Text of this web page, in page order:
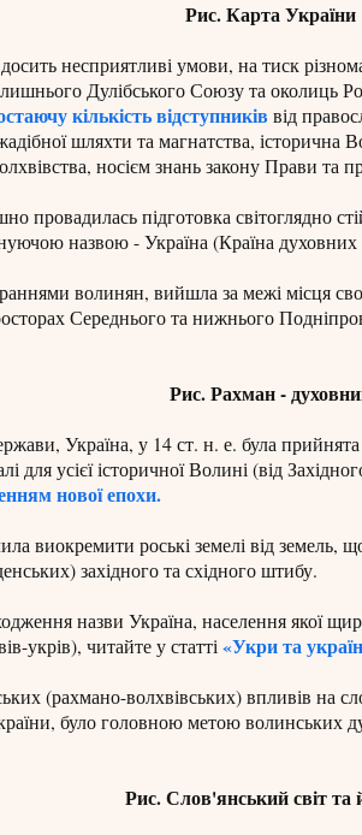
Рис. Карта України
несприятливі умови, на тиск
Дулібського Союзу та околиць
кількість відступників від
шляхти та магнатства,
носієм знань закону Прави та
провадилась підготовка світоглядно
назвою - Україна (Країна духовних
волинян, вийшла за межі місця
Середнього та нижнього
Рис. Рахман -
Україна, у 14 ст. н. е. була
для усієї історичної Волині (від
нової епохи.
виокремити роські земелі від
західного та східного штибу.
назви Україна, населення якої
укрів), читайте у статті «Укри та
(рахмано-волхвівських) впливів на
було головною метою волинських
Рис. Слов'янський світ та